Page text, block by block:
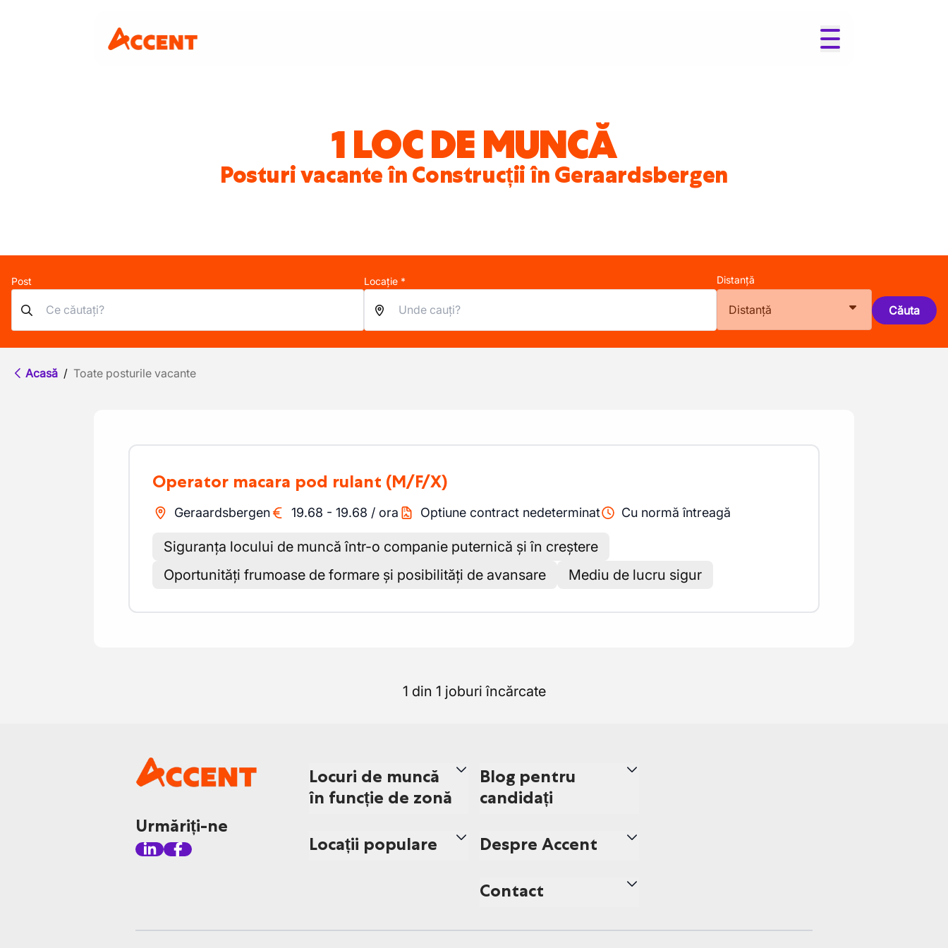
1 LOC DE MUNCĂ
Posturi vacante în Construcții în Geraardsbergen
Post Locație * Distanță
Distanță Căuta
Acasă / Toate posturile vacante
Operator macara pod rulant (M/F/X)
Geraardsbergen 19.68 - 19.68 / ora Optiune contract nedeterminat Cu normă întreagă
Siguranța locului de muncă într-o companie puternică și în creștere
Oportunități frumoase de formare și posibilități de avansare
Mediu de lucru sigur
1 din 1 joburi încărcate
Urmăriți-ne
Locuri de muncă
în funcție de zonă
Locații populare
Blog pentru
candidați
Despre Accent
Contact